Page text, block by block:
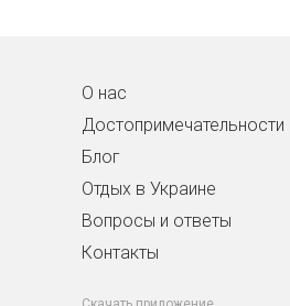
О нас
Достопримечательности
Блог
Отдых в Украине
Вопросы и ответы
Контакты